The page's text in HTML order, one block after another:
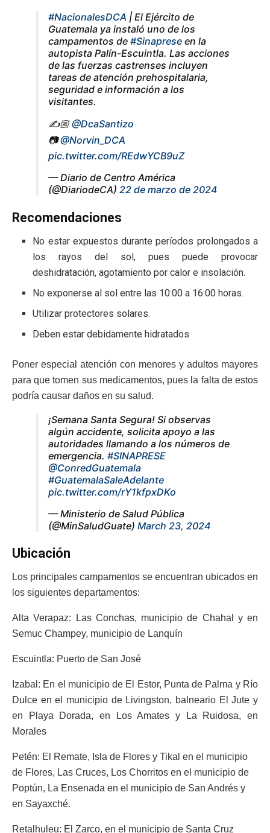
#NacionalesDCA | El Ejército de
Guatemala ya instaló uno de los
campamentos de #Sinaprese en la
autopista Palín-Escuintla. Las acciones
de las fuerzas castrenses incluyen
tareas de atención prehospitalaria,
seguridad e información a los
visitantes.
✍️🏼@DcaSantizo
📷@Norvin_DCA
pic.twitter.com/REdwYCB9uZ
— Diario de Centro América
(@DiariodeCA) 22 de marzo de 2024
Recomendaciones
No estar expuestos durante períodos prolongados a
los rayos del sol, pues puede provocar
deshidratación, agotamiento por calor e insolación.
No exponerse al sol entre las 10:00 a 16:00 horas.
Utilizar protectores solares.
Deben estar debidamente hidratados
Poner especial atención con menores y adultos mayores
para que tomen sus medicamentos, pues la falta de estos
podría causar daños en su salud.
¡Semana Santa Segura! Si observas
algún accidente, solicita apoyo a las
autoridades llamando a los números de
emergencia. #SINAPRESE
@ConredGuatemala
#GuatemalaSaleAdelante
pic.twitter.com/rY1kfpxDKo
— Ministerio de Salud Pública
(@MinSaludGuate) March 23, 2024
Ubicación
Los principales campamentos se encuentran ubicados en
los siguientes departamentos:
Alta Verapaz: Las Conchas, municipio de Chahal y en
Semuc Champey, municipio de Lanquín
Escuintla: Puerto de San José
Izabal: En el municipio de El Estor, Punta de Palma y Río
Dulce en el municipio de Livingston, balneario El Jute y
en Playa Dorada, en Los Amates y La Ruidosa, en
Morales
Petén: El Remate, Isla de Flores y Tikal en el municipio
de Flores, Las Cruces, Los Chorritos en el municipio de
Poptún, La Ensenada en el municipio de San Andrés y
en Sayaxché.
Retalhuleu: El Zarco, en el municipio de Santa Cruz